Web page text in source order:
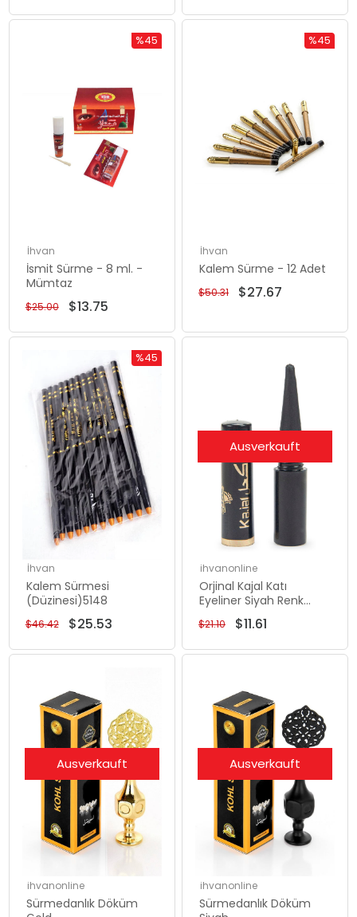
İhvan
İsmit Sürme - 8 ml. -
Mümtaz
$13.75
$25.00
%45
İhvan
Kalem Sürme - 12 Adet
$27.67
$50.31
%45
İhvan
Kalem Sürmesi
(Düzinesi)5148
$25.53
$46.42
%45
Ausverkauft
ihvanonline
Orjinal Kajal Katı
Eyeliner Siyah Renk
$11.61
$21.10
Ausverkauft
ihvanonline
Sürmedanlık Döküm
Ausverkauft
ihvanonline
Sürmedanlık Döküm